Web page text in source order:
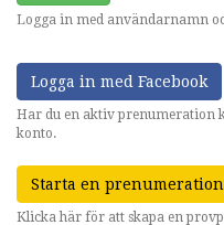
Logga in med användarnamn
Logga in med Facebook
Har du en aktiv prenumeration
konto.
Starta en prenumeration
Klicka här för att skapa en